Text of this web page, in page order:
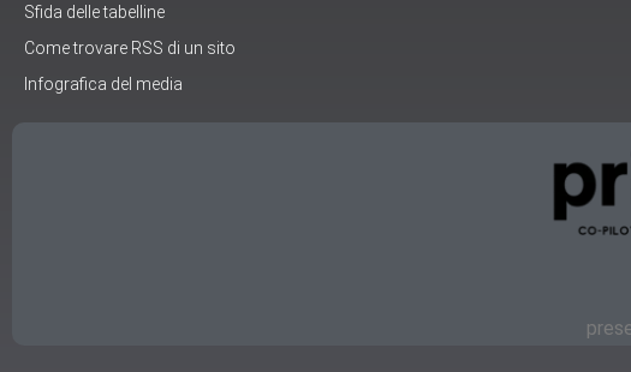
Sfida delle tabelline
Come trovare RSS di un sito
Infografica del media